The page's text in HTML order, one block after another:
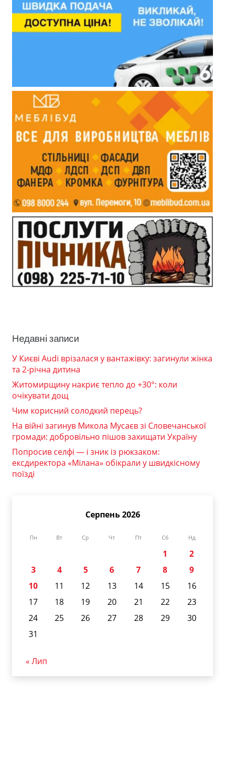
Недавні записи
У Києві Audi врізалася у вантажівку: загинули жінка
та 2-річна дитина
Житомирщину накриє тепло до +30°: коли
очікувати дощ
Чим корисний солодкий перець?
На війні загинув Микола Мусаєв зі Словечанської
громади: добровільно пішов захищати Україну
Попросив селфі — і зник із рюкзаком:
ексдиректора «Мілана» обікрали у швидкісному
поїзді
Серпень 2026
Пн Вт Ср Чт Пт Сб Нд
1
2
3
4 5 6 7 8
9
10
11 12 13 14 15
16
17
18 19 20 21 22
23
24
25 26 27 28 29
30
31
« Лип